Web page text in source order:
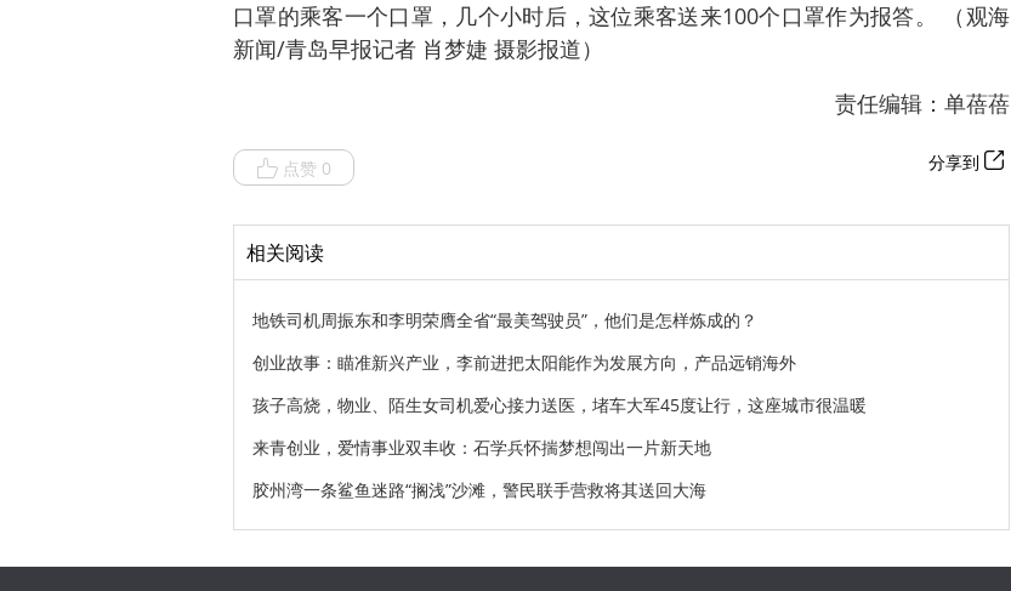
口罩的乘客一个口罩，几个小时后，这位乘客送来100个口罩作为报答。 （观海
新闻/青岛早报记者 肖梦婕 摄影报道）
责任编辑：单蓓蓓
点赞 0 分享到
相关阅读
地铁司机周振东和李明荣膺全省“最美驾驶员”，他们是怎样炼成的？
创业故事：瞄准新兴产业，李前进把太阳能作为发展方向，产品远销海外
孩子高烧，物业、陌生女司机爱心接力送医，堵车大军45度让行，这座城市很温暖
来青创业，爱情事业双丰收：石学兵怀揣梦想闯出一片新天地
胶州湾一条鲨鱼迷路“搁浅”沙滩，警民联手营救将其送回大海